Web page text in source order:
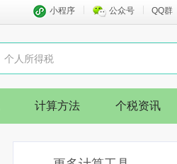
小程序 公众号 QQ群
计算方法 个税资讯